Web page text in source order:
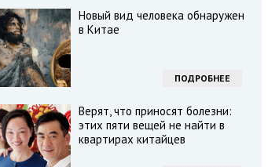
Новый вид человека обнаружен
в Китае
ПОДРОБНЕЕ
Верят, что приносят болезни:
этих пяти вещей не найти в
квартирах китайцев